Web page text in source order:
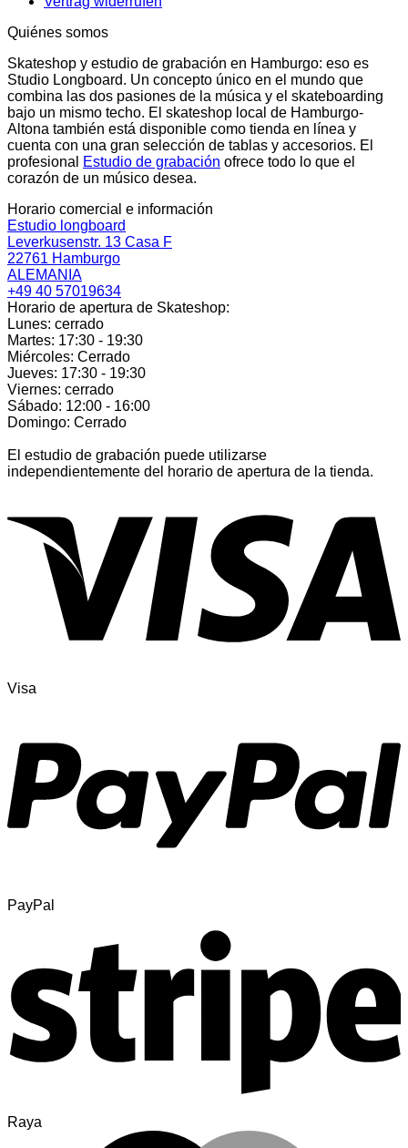
Quiénes somos
Skateshop y estudio de grabación en Hamburgo: eso es
Studio Longboard. Un concepto único en el mundo que
combina las dos pasiones de la música y el skateboarding
bajo un mismo techo. El skateshop local de Hamburgo-
Altona también está disponible como tienda en línea y
cuenta con una gran selección de tablas y accesorios. El
profesional
Estudio de grabación ofrece todo lo que el
corazón de un músico desea.
Horario comercial e información
Estudio longboard
Leverkusenstr. 13 Casa F
22761 Hamburgo
ALEMANIA
+49 40 57019634
Horario de apertura de Skateshop:
Lunes: cerrado
Martes: 17:30 - 19:30
Miércoles: Cerrado
Jueves: 17:30 - 19:30
Viernes: cerrado
Sábado: 12:00 - 16:00
Domingo: Cerrado
El estudio de grabación puede utilizarse
independientemente del horario de apertura de la tienda.
Visa
PayPal
Raya